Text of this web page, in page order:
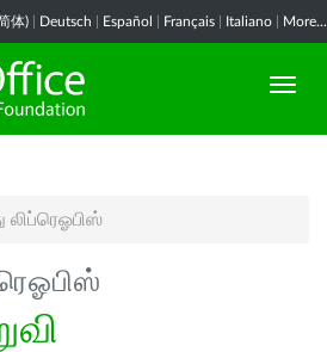
体) Deutsch Español Français Italiano More...
லிப்ரெஓபிஸ்